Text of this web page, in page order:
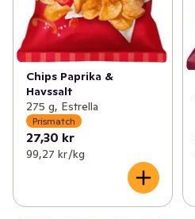
Chips Paprika &
Havssalt
275 g, Estrella
Prismatch
27,30 kr
99,27 kr /kg